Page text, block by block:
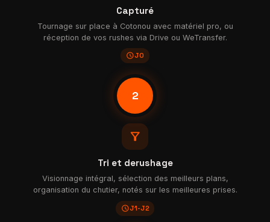
Capturé
Tournage sur place à Cotonou avec matériel pro, ou
réception de vos rushes via Drive ou WeTransfer.
scheduleJ0
2
filter_alt
Tri et derushage
Visionnage intégral, sélection des meilleurs plans,
organisation du chutier, notés sur les meilleures prises.
scheduleJ1-J2